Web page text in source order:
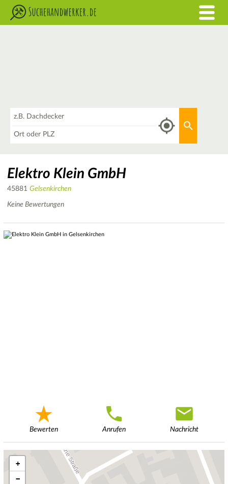
Elektro Klein GmbH
45881 Gelsenkirchen
Keine Bewertungen
Bewerten Anrufen Nachricht
+
−